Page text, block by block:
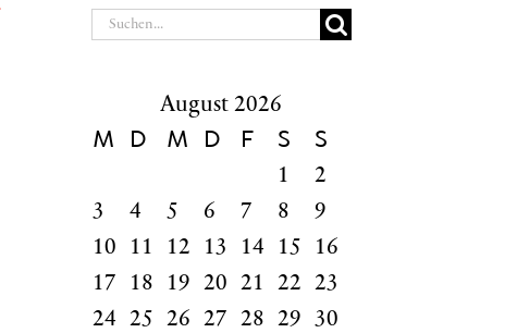
Suche
August 2026
M D M D F S S
1
2
3
4 5 6 7 8
9
10
11 12 13 14 15
16
17
18 19 20 21 22
23
24
25 26 27 28 29
30